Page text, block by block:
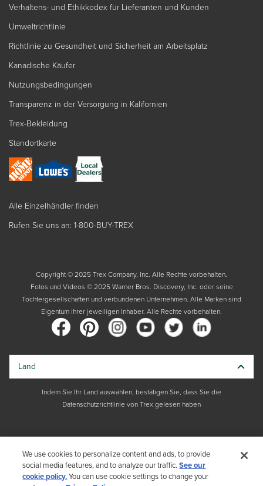
Verhaltens- und Ethikkodex für Lieferanten und Kunden
Umweltrichtlinie
Richtlinie zu Gesundheit und Sicherheit am Arbeitsplatz
Kanadische Käufer
Nutzungsbedingungen
Transparenz in der Versorgung in Kalifornien
Trex-Bekleidung
Standortkarte
Alle Einzelhändler finden
Rufen Sie uns an: 1-800-BUY-TREX
Copyright © 2025 Trex Company, Inc. Alle Rechte vorbehalten.
Fotos und Videos © 2025 Warner Bros. Discovery, Inc. oder seine
Tochtergesellschaften und verbundenen Unternehmen. Alle Marken sind
Eigentum ihrer jeweiligen Inhaber. Alle Rechte vorbehalten.
Land
Indem Sie Ihr Land auswählen, bestätigen Sie, dass Sie die
Datenschutzrichtlinie von Trex gelesen haben
We use cookies to personalize content and ads, to provide
social media features, and to analyze our traffic.See our
cookie policy.You can use cookie settings to change your